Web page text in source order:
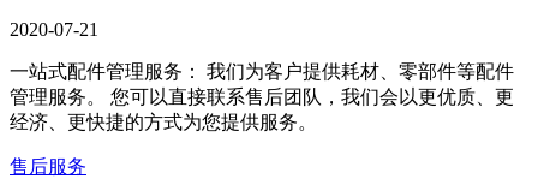
2020-07-21
一站式配件管理服务： 我们为客户提供耗材、零部件等配件
管理服务。 您可以直接联系售后团队，我们会以更优质、更
经济、更快捷的方式为您提供服务。
售后服务